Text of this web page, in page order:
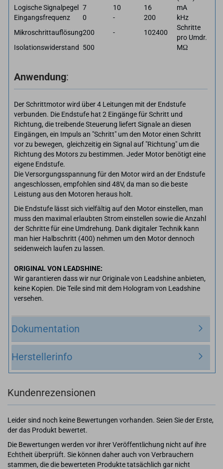
Logische Signalpegel
7 10 16
mA
Eingangsfrequenz
0 - 200
kHz
Mikroschrittauflösung200 - 102400
Schritte
pro Umdr.
Isolationswiderstand
500 MΩ
Anwendung:
Der Schrittmotor wird über 4 Leitungen mit der Endstufe
verbunden. Die Endstufe hat 2 Eingänge für Schritt und
Richtung, die treibende Steuerung liefert Signale an diesen
Eingängen, ein Impuls an "Schritt" um den Motor einen Schritt
vor zu bewegen, gleichzeitig ein Signal auf "Richtung" um die
Richtung des Motors zu bestimmen. Jeder Motor benötigt eine
eigene Endstufe.
Die Versorgungsspannung für den Motor wird an der Endstufe
angeschlossen, empfohlen sind 48V, da man so die beste
Leistung aus den Motoren heraus holt.
Die Endstufe lässt sich vielfältig auf den Motor einstellen, man
muss den maximal erlaubten Strom einstellen sowie die Anzahl
der Schritte für eine Umdrehung. Dank digitaler Technik kann
man hier Halbschritt (400) nehmen um den Motor dennoch
seidenweich laufen zu lassen.
ORIGINAL VON LEADSHINE:
Wir garantieren dass wir nur Originale von Leadshine anbieten,
keine Kopien. Die Teile sind mit dem Hologram von Leadshine
versehen.
Dokumentation
Herstellerinfo
Kundenrezensionen
Leider sind noch keine Bewertungen vorhanden. Seien Sie der Erste,
der das Produkt bewertet.
Die Bewertungen werden vor ihrer Veröffentlichung nicht auf ihre
Echtheit überprüft. Sie können daher auch von Verbrauchern
stammen, die die bewerteten Produkte tatsächlich gar nicht